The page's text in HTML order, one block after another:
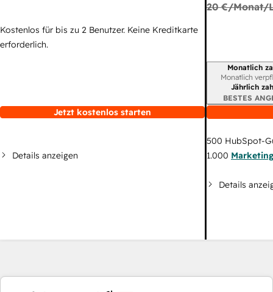
Kostenlos für bis zu 2 Benutzer. Keine Kreditkarte
erforderlich.
Jetzt kostenlos starten
Details anzeigen
20 €/Monat/
Monatlich
Monatlich
Jährlich
BESTES
500 HubSpot-
1.000
Details